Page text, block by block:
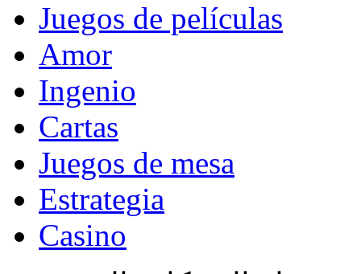
Juegos de películas
Amor
Ingenio
Cartas
Juegos de mesa
Estrategia
Casino